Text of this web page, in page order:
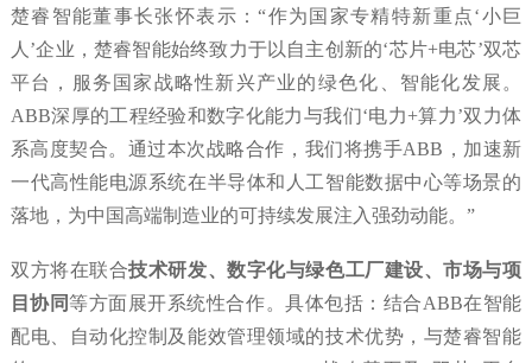
楚睿智能董事长张怀表示：“作为国家专精特新重点‘小巨
人’企业，楚睿智能始终致力于以自主创新的‘芯片+电芯’双芯
平台，服务国家战略性新兴产业的绿色化、智能化发展。
ABB深厚的工程经验和数字化能力与我们‘电力+算力’双力体
系高度契合。通过本次战略合作，我们将携手ABB，加速新
一代高性能电源系统在半导体和人工智能数据中心等场景的
落地，为中国高端制造业的可持续发展注入强劲动能。”
双方将在联合技术研发、数字化与绿色工厂建设、市场与项
目协同 等方面展开系统性合作。具体包括：结合ABB在智能
配电、自动化控制及能效管理领域的技术优势，与楚睿智能